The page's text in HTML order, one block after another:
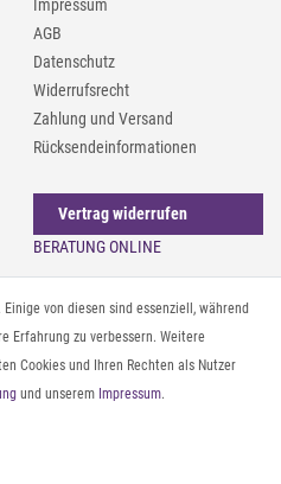
Impressum
AGB
Datenschutz
Widerrufsrecht
Zahlung und Versand
Rücksendeinformationen
Vertrag widerrufen
BERATUNG ONLINE
Gürtel messen & kürzen
Sonnenbrillen & UV-Schutz
Textilpflege
Textil- und Material-Guide
Geldbörse richtig organisieren
von diesen sind essenziell, während
Erfahrung zu verbessern. Weitere
Cookies und Ihren Rechten als Nutzer
und unserem Impressum.